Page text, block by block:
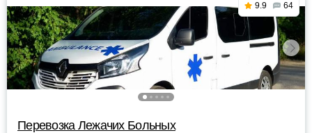
9.9 64
Перевозка Лежачих Больных